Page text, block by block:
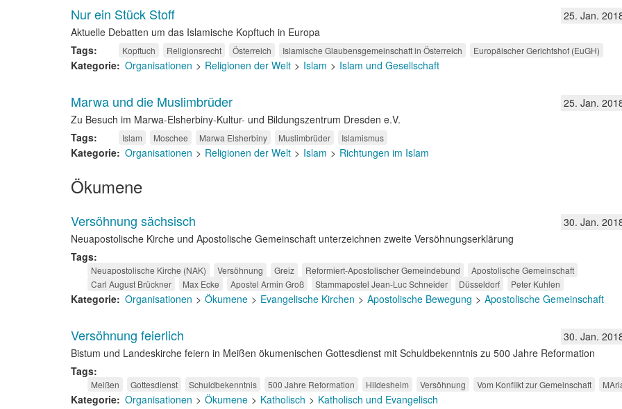
25. Jan.
Nur ein Stück Stoff
Aktuelle Debatten um das Islamische Kopftuch in Europa
Tags
Kopftuch Religionsrecht Österreich Islamische Glaubensgemeinschaft in Österreich Europäischer Gerichtshof (EuGH)
Kategorie Organisationen Religionen der Welt Islam Islam und Gesellschaft
25. Jan.
Marwa und die Muslimbrüder
Zu Besuch im Marwa-Elsherbiny-Kultur- und Bildungszentrum Dresden e.V.
Tags
Islam Moschee Marwa Elsherbiny Muslimbrüder Islamismus
Kategorie Organisationen Religionen der Welt Islam Richtungen im Islam
Ökumene
30. Jan.
Versöhnung sächsisch
Neuapostolische Kirche und Apostolische Gemeinschaft unterzeichnen zweite Versöhnungserklärung
Tags
Neuapostolische Kirche (NAK) Versöhnung Greiz Reformiert-Apostolischer Gemeindebund
Apostolische Gemeinschaft
Carl August Brückner
Max Ecke Apostel Armin Groß Stammapostel Jean-Luc Schneider Düsseldorf Peter Kuhlen
Kategorie Organisationen Ökumene Evangelische Kirchen Apostolische Bewegung Apostolische Gemeinschaft
30. Jan.
Versöhnung feierlich
Bistum und Landeskirche feiern in Meißen ökumenischen Gottesdienst mit Schuldbekenntnis zu 500 Jahre Reformation
Tags
Meißen Gottesdienst Schuldbekenntnis 500 Jahre Reformation Hildesheim Versöhnung Vom Konflikt zur Gemeinschaft
Kategorie Organisationen Ökumene Katholisch Katholisch und Evangelisch